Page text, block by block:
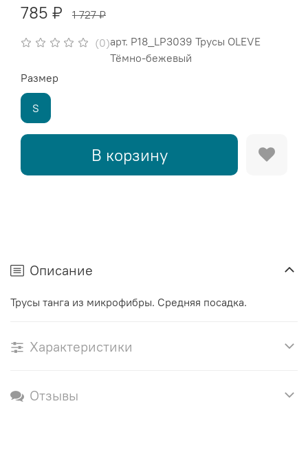
(0)арт. P18_LP3039 Трусы OLEVE
Тёмно-бежевый
785 ₽ 1 727 ₽
В корзину
Размер
S
Описание
Трусы танга из микрофибры. Средняя посадка.
Характеристики
Отзывы